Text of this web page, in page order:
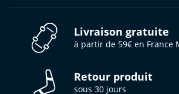
Livraison gratuite
à partir de 59€ en France
Retour produit
sous 30 jours